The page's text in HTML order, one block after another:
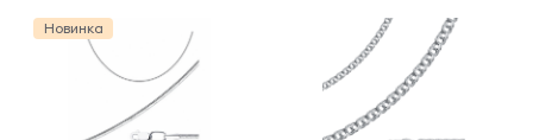
Новинка